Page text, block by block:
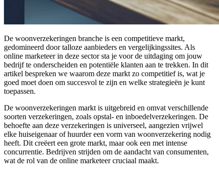
De woonverzekeringen branche is een competitieve markt,
gedomineerd door talloze aanbieders en vergelijkingssites. Als
online marketeer in deze sector sta je voor de uitdaging om jouw
bedrijf te onderscheiden en potentiële klanten aan te trekken. In dit
artikel bespreken we waarom deze markt zo competitief is, wat je
goed moet doen om succesvol te zijn en welke strategieën je kunt
toepassen.
De woonverzekeringen markt is uitgebreid en omvat verschillende
soorten verzekeringen, zoals opstal- en inboedelverzekeringen. De
behoefte aan deze verzekeringen is universeel, aangezien vrijwel
elke huiseigenaar of huurder een vorm van woonverzekering nodig
heeft. Dit creëert een grote markt, maar ook een met intense
concurrentie. Bedrijven strijden om de aandacht van consumenten,
wat de rol van de online marketeer cruciaal maakt.